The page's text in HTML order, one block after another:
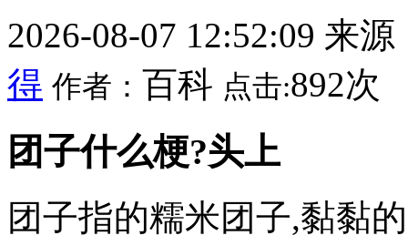
2026-08-07 12:52:09 来源
得 作者： 百科 点击:892次
团子什么梗?头上
团子指的糯米团子,黏黏